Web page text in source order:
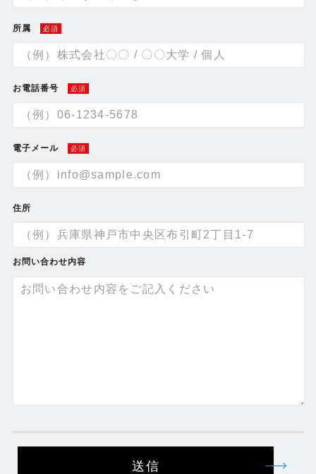
所属 必須
お電話番号 必須
電子メール 必須
住所
お問い合わせ内容
送信